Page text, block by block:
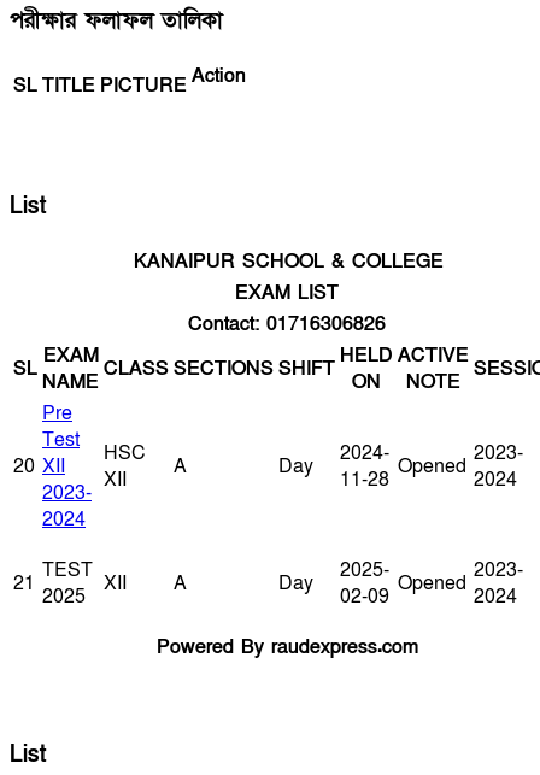
পরীক্ষার ফলাফল তালিকা
SLTITLE PICTUREAction
List
KANAIPUR SCHOOL & COLLEGE
EXAM LIST
Contact: 01716306826
SL EXAM
NAMECLASSSECTIONSSHIFT HELD
ON
ACTIVE
NOTE
20
Pre
Test
XII
2023-
2024
HSC
XII
A Day
2024-
11-28 Opened 2023-
2024
21 TEST
2025
XII A Day
2025-
02-09 Opened 2023-
2024
Powered By raudexpress.com
List